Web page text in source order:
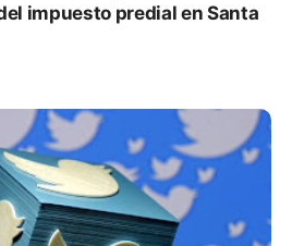
impuesto predial en Santa